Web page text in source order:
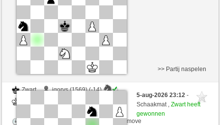
Zwart
igorvs (1569) (-14)
Speelduur: 5 minutes/side + 0 seconds/move
>> Partij naspelen
5-aug-2026 23:12-
Schaakmat ,Zwart heeft
gewonnen